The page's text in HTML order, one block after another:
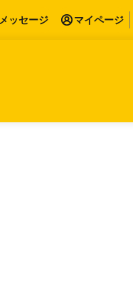
メッセージ マイページ